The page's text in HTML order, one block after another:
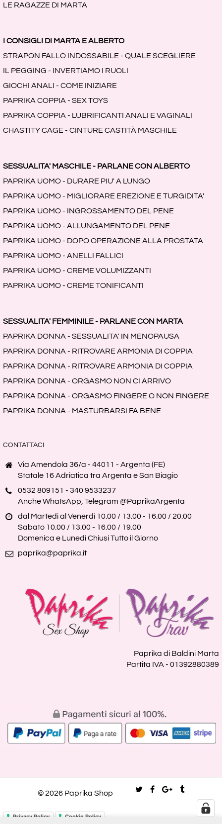
LE RAGAZZE DI MARTA
I CONSIGLI DI MARTA E ALBERTO
STRAPON FALLO INDOSSABILE - QUALE SCEGLIERE
IL PEGGING - INVERTIAMO I RUOLI
GIOCHI ANALI - COME INIZIARE
PAPRIKA COPPIA - SEX TOYS
PAPRIKA COPPIA - LUBRIFICANTI ANALI E VAGINALI
CHASTITY CAGE - CINTURE CASTITÀ MASCHILE
SESSUALITA' MASCHILE - PARLANE CON ALBERTO
PAPRIKA UOMO - DURARE PIU' A LUNGO
PAPRIKA UOMO - MIGLIORARE EREZIONE E TURGIDITA'
PAPRIKA UOMO - INGROSSAMENTO DEL PENE
PAPRIKA UOMO - ALLUNGAMENTO DEL PENE
PAPRIKA UOMO - DOPO OPERAZIONE ALLA PROSTATA
PAPRIKA UOMO - ANELLI FALLICI
PAPRIKA UOMO - CREME VOLUMIZZANTI
PAPRIKA UOMO - CREME TONIFICANTI
SESSUALITA' FEMMINILE - PARLANE CON MARTA
PAPRIKA DONNA - SESSUALITA' IN MENOPAUSA
PAPRIKA DONNA - RITROVARE ARMONIA DI COPPIA
PAPRIKA DONNA - RITROVARE ARMONIA DI COPPIA
PAPRIKA DONNA - ORGASMO NON CI ARRIVO
PAPRIKA DONNA - ORGASMO FINGERE O NON FINGERE
PAPRIKA DONNA - MASTURBARSI FA BENE
CONTATTACI
Via Amendola 36/a - 44011 - Argenta (FE)
Statale 16 Adriatica tra Argenta e San Biagio
0532 809151 - 340 9533237
Anche WhatsApp, Telegram @PaprikaArgenta
dal Martedì al Venerdì 10.00 / 13.00 - 16.00 / 20.00
Sabato 10.00 / 13.00 - 16.00 / 19.00
Domenica e Lunedì Chiusi Tutto il Giorno
paprika@paprika.it
Paprika di Baldini Marta
Partita IVA - 01392880389
© 2026 Paprika Shop
Privacy Policy Cookie Policy